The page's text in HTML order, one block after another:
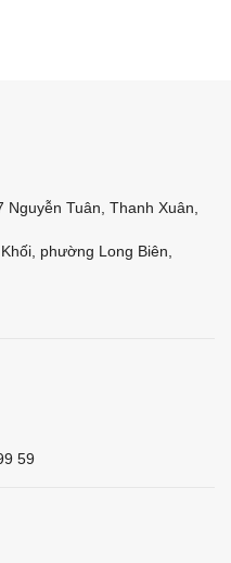
Tuân, Thanh Xuân,
phường Long Biên,
59